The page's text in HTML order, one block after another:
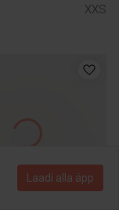
XXS
Laadi alla äpp